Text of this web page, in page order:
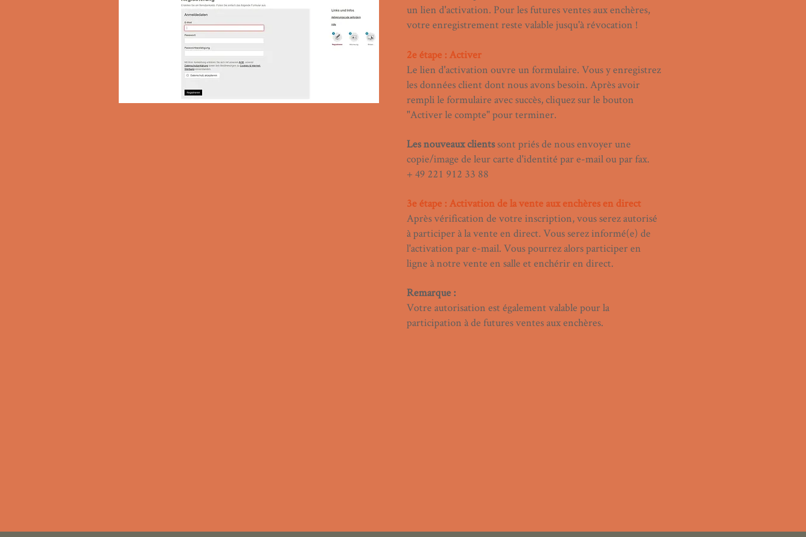
un lien d'activation. Pour les futures ventes aux enchères,
votre enregistrement reste valable jusqu'à révocation !
2e étape : Activer
Le lien d'activation ouvre un formulaire. Vous y enregistrez
les données client dont nous avons besoin. Après avoir
rempli le formulaire avec succès, cliquez sur le bouton
"Activer le compte" pour terminer.
Les nouveaux clientssont priés de nous envoyer une
copie/image de leur carte d'identité par e-mail ou par fax.
+ 49 221 912 33 88
3e étape : Activation de la vente aux enchères en direct
Après vérification de votre inscription, vous serez autorisé
à participer à la vente en direct. Vous serez informé(e) de
l'activation par e-mail. Vous pourrez alors participer en
ligne à notre vente en salle et enchérir en direct.
Remarque :
Votre autorisation est également valable pour la
participation à de futures ventes aux enchères.